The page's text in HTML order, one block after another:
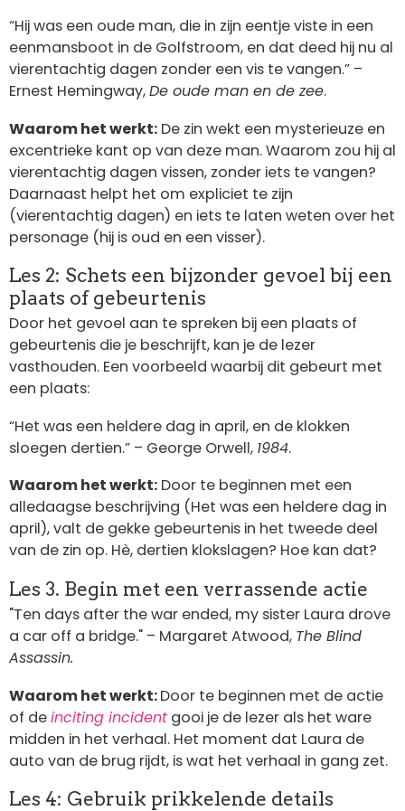
“Hij was een oude man, die in zijn eentje viste in een
eenmansboot in de Golfstroom, en dat deed hij nu al
vierentachtig dagen zonder een vis te vangen.” –
Ernest Hemingway,De oude man en de zee.
Waarom het werkt: De zin wekt een mysterieuze en
excentrieke kant op van deze man. Waarom zou hij al
vierentachtig dagen vissen, zonder iets te vangen?
Daarnaast helpt het om expliciet te zijn
(vierentachtig dagen) en iets te laten weten over het
personage (hij is oud en een visser).
Les 2: Schets een bijzonder gevoel bij een
plaats of gebeurtenis
Door het gevoel aan te spreken bij een plaats of
gebeurtenis die je beschrijft, kan je de lezer
vasthouden. Een voorbeeld waarbij dit gebeurt met
een plaats:
“Het was een heldere dag in april, en de klokken
sloegen dertien.” – George Orwell, 1984.
Waarom het werkt: Door te beginnen met een
alledaagse beschrijving (Het was een heldere dag in
april), valt de gekke gebeurtenis in het tweede deel
van de zin op. Hè, dertien klokslagen? Hoe kan dat?
Les 3. Begin met een verrassende actie
"Ten days after the war ended, my sister Laura drove
a car off a bridge." – Margaret Atwood, The Blind
Assassin.
Waarom het werkt:Door te beginnen met de actie
of deinciting incident gooi je de lezer als het ware
midden in het verhaal. Het moment dat Laura de
auto van de brug rijdt, is wat het verhaal in gang zet.
Les 4: Gebruik prikkelende details